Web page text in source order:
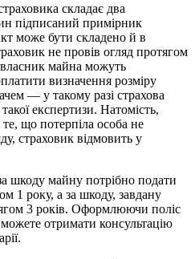
складає два
підписаний примірник
може бути складено й в
не провів огляд протягом
власник майна можуть
визначення розміру
— у такому разі страхова
експертизи. Натомість,
що потерпіла особа не
страховик відмовить у
шкоду майну потрібно подати
1 року, а за шкоду, завдану
3 років. Оформлюючи поліс
отримати консультацію